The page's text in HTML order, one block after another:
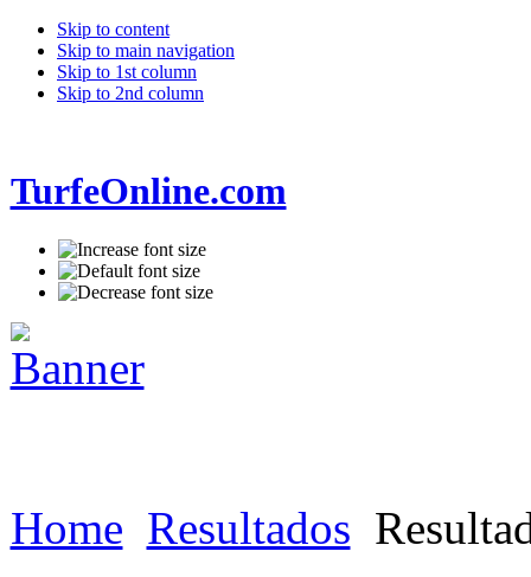
Skip to content
Skip to main navigation
Skip to 1st column
Skip to 2nd column
TurfeOnline.com
Home Resultados